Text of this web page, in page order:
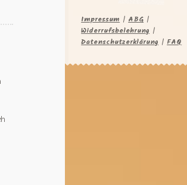
Impressum|ABG|
Widerrufsbelehrung|
Datenschutzerklärung|FAQ